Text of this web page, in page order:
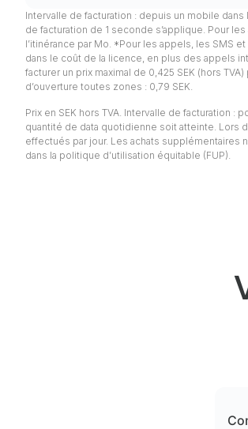
Intervalle de facturation : depuis un mobile
de facturation de 1 seconde s’applique. Pour
l’itinérance par Mo. *Pour les appels, les SMS
dans le coût de la licence, en plus des appels
facturer un prix maximal de 0,425 SEK (hors
d’ouverture toutes zones : 0,79 SEK.
Prix en SEK hors TVA. Intervalle de facturation :
quantité de data quotidienne soit atteinte. Lors
effectués par jour. Les achats supplémentaires
dans la politique d’utilisation équitable (FUP).